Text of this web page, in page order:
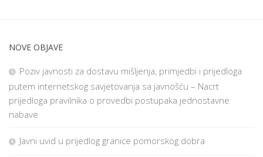
NOVE OBJAVE
Poziv javnosti za dostavu mišljenja, primjedbi i prijedloga
putem internetskog savjetovanja sa javnošću – Nacrt
prijedloga pravilnika o provedbi postupaka jednostavne
nabave
Javni uvid u prijedlog granice pomorskog dobra